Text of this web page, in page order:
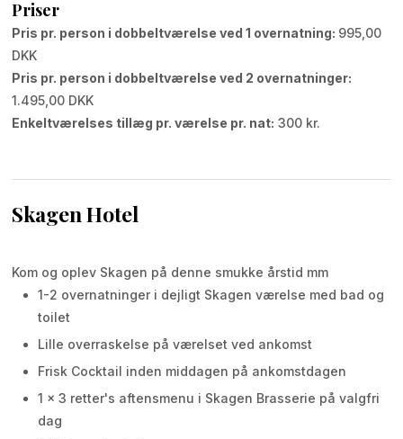
Priser
Pris pr. person i dobbeltværelse ved 1 overnatning: 995,00
DKK
Pris pr. person i dobbeltværelse ved 2 overnatninger:
1.495,00 DKK
Enkeltværelses tillæg pr. værelse pr. nat: 300 kr.
Skagen Hotel
Kom og oplev Skagen på denne smukke årstid mm
1-2 overnatninger i dejligt Skagen værelse med bad og
toilet
Lille overraskelse på værelset ved ankomst
Frisk Cocktail inden middagen på ankomstdagen
1​ x 3 retter's aftensmenu i Skagen Brasserie på valgfri
dag